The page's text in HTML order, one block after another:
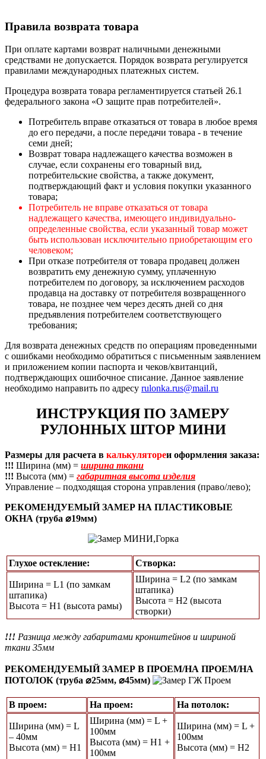
Правила возврата товара
При оплате картами возврат наличными денежными
средствами не допускается. Порядок возврата регулируется
правилами международных платежных систем.
Процедура возврата товара регламентируется статьей 26.1
федерального закона «О защите прав потребителей».
Потребитель вправе отказаться от товара в любое время
до его передачи, а после передачи товара - в течение
семи дней;
Возврат товара надлежащего качества возможен в
случае, если сохранены его товарный вид,
потребительские свойства, а также документ,
подтверждающий факт и условия покупки указанного
товара;
Потребитель не вправе отказаться от товара
надлежащего качества, имеющего индивидуально-
определенные свойства, если указанный товар может
быть использован исключительно приобретающим его
человеком;
При отказе потребителя от товара продавец должен
возвратить ему денежную сумму, уплаченную
потребителем по договору, за исключением расходов
продавца на доставку от потребителя возвращенного
товара, не позднее чем через десять дней со дня
предъявления потребителем соответствующего
требования;
Для возврата денежных средств по операциям проведенными
с ошибками необходимо обратиться с письменным заявлением
и приложением копии паспорта и чеков/квитанций,
подтверждающих ошибочное списание. Данное заявление
необходимо направить по адресу rulonka.rus@mail.ru
ИНСТРУКЦИЯ ПО ЗАМЕРУ
РУЛОННЫХ ШТОР МИНИ
Размеры для расчета в калькулятореи оформления заказа:
!!! Ширина (мм) = ширина ткани
!!! Высота (мм) = габаритная высота изделия
Управление – подходящая сторона управления (право/лево);
РЕКОМЕНДУЕМЫЙ ЗАМЕР НА ПЛАСТИКОВЫЕ
ОКНА (труба ⌀19мм)
Глухое остекление: Створка:
Ширина = L1 (по замкам
штапика)
Высота = Н1 (высота рамы)
Ширина = L2 (по замкам
штапика)
Высота = H2 (высота
створки)
!!! Разница между габаритами кронштейнов и шириной
ткани 35мм
РЕКОМЕНДУЕМЫЙ ЗАМЕР В ПРОЕМ/НА ПРОЕМ/НА
ПОТОЛОК (труба ⌀25мм, ⌀45мм)
В проем: На проем: На потолок:
Ширина (мм) = L
– 40мм
Высота (мм) = Н1
Ширина (мм) = L +
100мм
Высота (мм) = Н1 +
100мм
Ширина (мм) = L +
100мм
Высота (мм) = Н2